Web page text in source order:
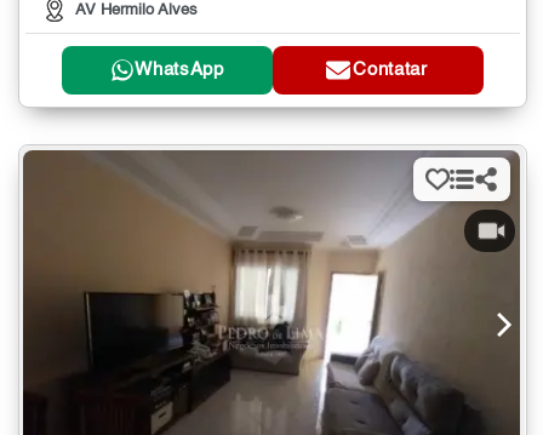
AV Hermilo Alves
WhatsApp Contatar